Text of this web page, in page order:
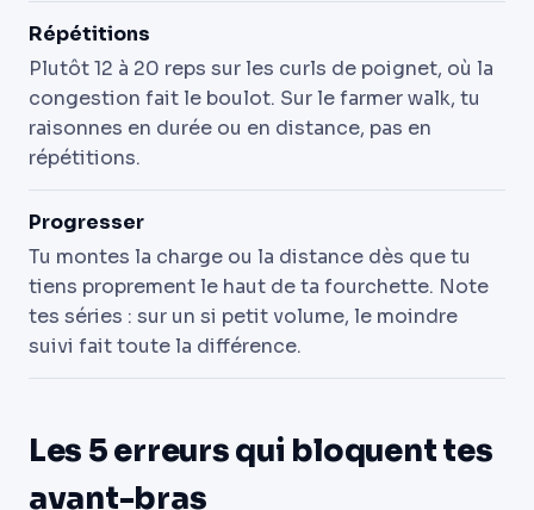
Répétitions
Plutôt 12 à 20 reps sur les curls de poignet, où la
congestion fait le boulot. Sur le farmer walk, tu
raisonnes en durée ou en distance, pas en
répétitions.
Progresser
Tu montes la charge ou la distance dès que tu
tiens proprement le haut de ta fourchette. Note
tes séries : sur un si petit volume, le moindre
suivi fait toute la différence.
Les 5 erreurs qui bloquent tes
avant-bras